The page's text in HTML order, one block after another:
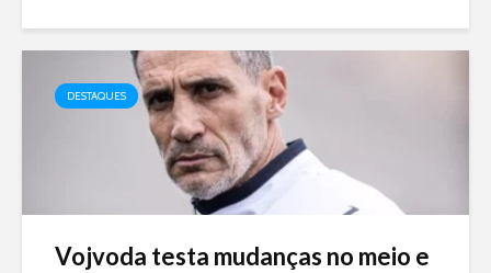
DESTAQUES
Vojvoda testa mudanças no meio e